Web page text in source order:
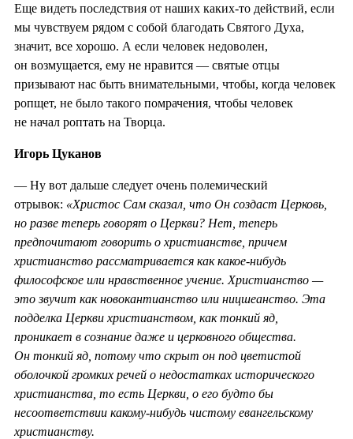
Еще видеть последствия от наших каких-то действий, если
мы чувствуем рядом с собой благодать Святого Духа,
значит, все хорошо. А если человек недоволен,
он возмущается, ему не нравится — святые отцы
призывают нас быть внимательными, чтобы, когда человек
ропщет, не было такого помрачения, чтобы человек
не начал роптать на Творца.
Игорь Цуканов
— Ну вот дальше следует очень полемический
отрывок: «Христос Сам сказал, что Он создаст Церковь,
но разве теперь говорят о Церкви? Нет, теперь
предпочитают говорить о христианстве, причем
христианство рассматривается как какое-нибудь
философское или нравственное учение. Христианство —
это звучит как новокантианство или ницшеанство. Эта
подделка Церкви христианством, как тонкий яд,
проникает в сознание даже и церковного общества.
Он тонкий яд, потому что скрыт он под цветистой
оболочкой громких речей о недостатках исторического
христианства, то есть Церкви, о его будто бы
несоответствии какому-нибудь чистому евангельскому
христианству.